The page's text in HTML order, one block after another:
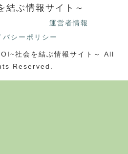
結ぶ情報サイト～
運営者情報
バシーポリシー
社会を結ぶ情報サイト～ All
Reserved.